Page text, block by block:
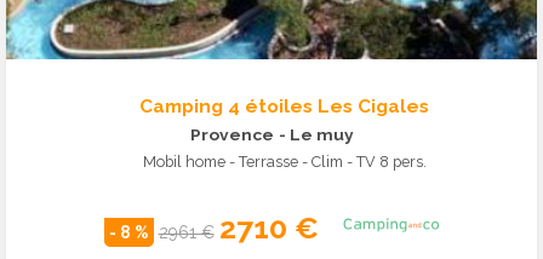
Camping 4 étoiles Les Cigales
Provence - Le muy
Mobil home - Terrasse - Clim - TV 8 pers.
- 8 % 2961 € 2710 €